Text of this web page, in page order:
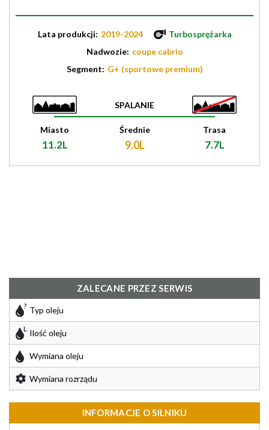
Lata produkcji: 2019-2024
Turbosprężarka
Nadwozie: coupe cabrio
Segment: G+ (sportowe premium)
SPALANIE
Miasto
11.2L
Średnie
9.0L
Trasa
7.7L
ZALECANE PRZEZ SERWIS
Typ oleju
Ilość oleju
Wymiana oleju
Wymiana rozrządu
INFORMACJE O SILNIKU